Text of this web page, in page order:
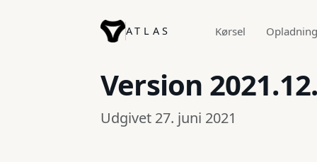
ATLAS Kørsel Opladning
Version
Udgivet 27. juni 2021